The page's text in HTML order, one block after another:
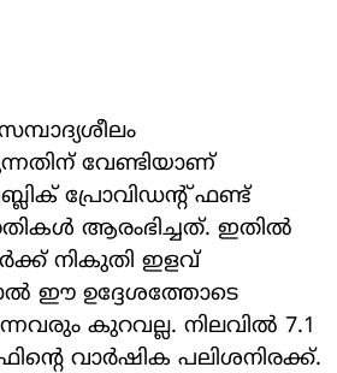
വേണ്ടിയാണ്
പ്രോവിഡന്റ് ഫണ്ട്
ആരംഭിച്ചത്. ഇതിൽ
നികുതി ഇളവ്
ഈ ഉദ്ദേശത്തോടെ
കുറവല്ല. നിലവിൽ 7.1
വാർഷിക പലിശനിരക്ക്.